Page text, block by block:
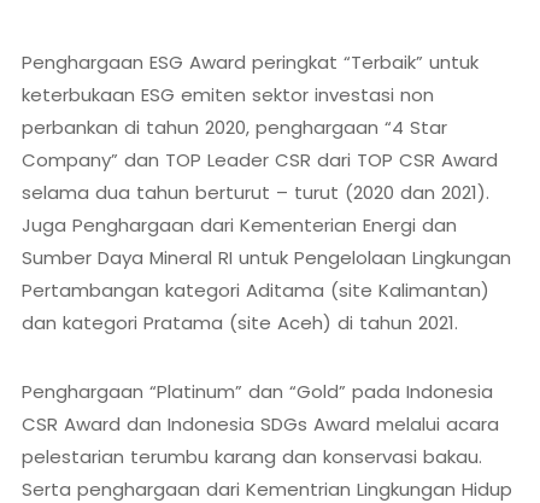
Penghargaan ESG Award peringkat “Terbaik” untuk
keterbukaan ESG emiten sektor investasi non
perbankan di tahun 2020, penghargaan “4 Star
Company” dan TOP Leader CSR dari TOP CSR Award
selama dua tahun berturut – turut (2020 dan 2021).
Juga Penghargaan dari Kementerian Energi dan
Sumber Daya Mineral RI untuk Pengelolaan Lingkungan
Pertambangan kategori Aditama (site Kalimantan)
dan kategori Pratama (site Aceh) di tahun 2021.
Penghargaan “Platinum” dan “Gold” pada Indonesia
CSR Award dan Indonesia SDGs Award melalui acara
pelestarian terumbu karang dan konservasi bakau.
Serta penghargaan dari Kementrian Lingkungan Hidup